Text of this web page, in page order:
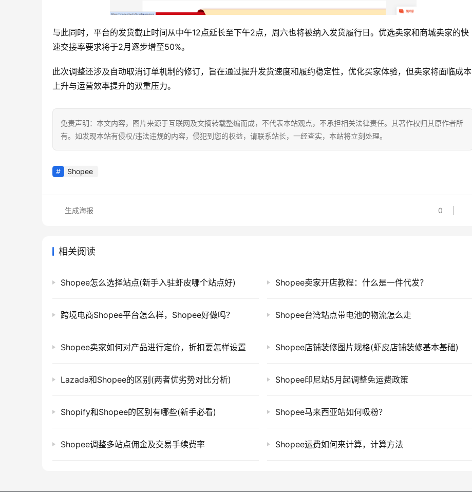
与此同时，平台的发货截止时间从中午12点延长至下午2点，周六也将被纳入发货履行日。优选卖家和商城卖家的快
速交接率要求将于2月逐步增至50%。
此次调整还涉及自动取消订单机制的修订，旨在通过提升发货速度和履约稳定性，优化买家体验，但卖家将面临成本
上升与运营效率提升的双重压力。
免责声明：本文内容，图片来源于互联网及文摘转载整编而成，不代表本站观点，不承担相关法律责任。其著作权归其原作者所
有。如发现本站有侵权/违法违规的内容，侵犯到您的权益，请联系站长，一经查实，本站将立刻处理。
Shopee
0
生成海报
相关阅读
Shopee怎么选择站点(新手入驻虾皮哪个站点好) Shopee卖家开店教程：什么是一件代发？
跨境电商Shopee平台怎么样，Shopee好做吗？ Shopee台湾站点带电池的物流怎么走
Shopee卖家如何对产品进行定价，折扣要怎样设置 Shopee店铺装修图片规格(虾皮店铺装修基本基础)
Lazada和Shopee的区别(两者优劣势对比分析) Shopee印尼站5月起调整免运费政策
Shopify和Shopee的区别有哪些(新手必看) Shopee马来西亚站如何吸粉？
Shopee调整多站点佣金及交易手续费率 Shopee运费如何来计算，计算方法